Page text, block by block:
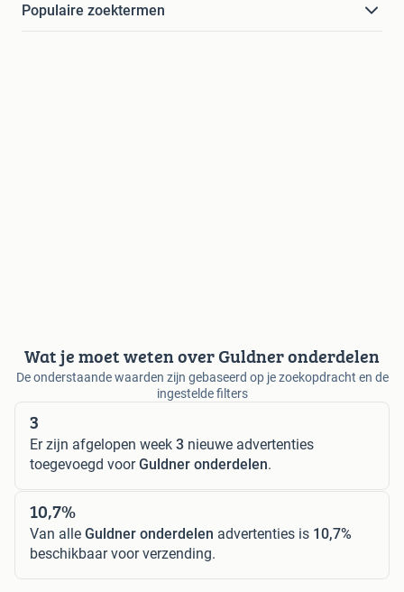
Populaire zoektermen
Wat je moet weten over Guldner onderdelen
De onderstaande waarden zijn gebaseerd op je zoekopdracht en de
ingestelde filters
3
Er zijn afgelopen week 3 nieuwe advertenties
toegevoegd voorGuldner onderdelen.
10,7%
Van alle Guldner onderdelen advertenties is 10,7%
beschikbaar voor verzending.